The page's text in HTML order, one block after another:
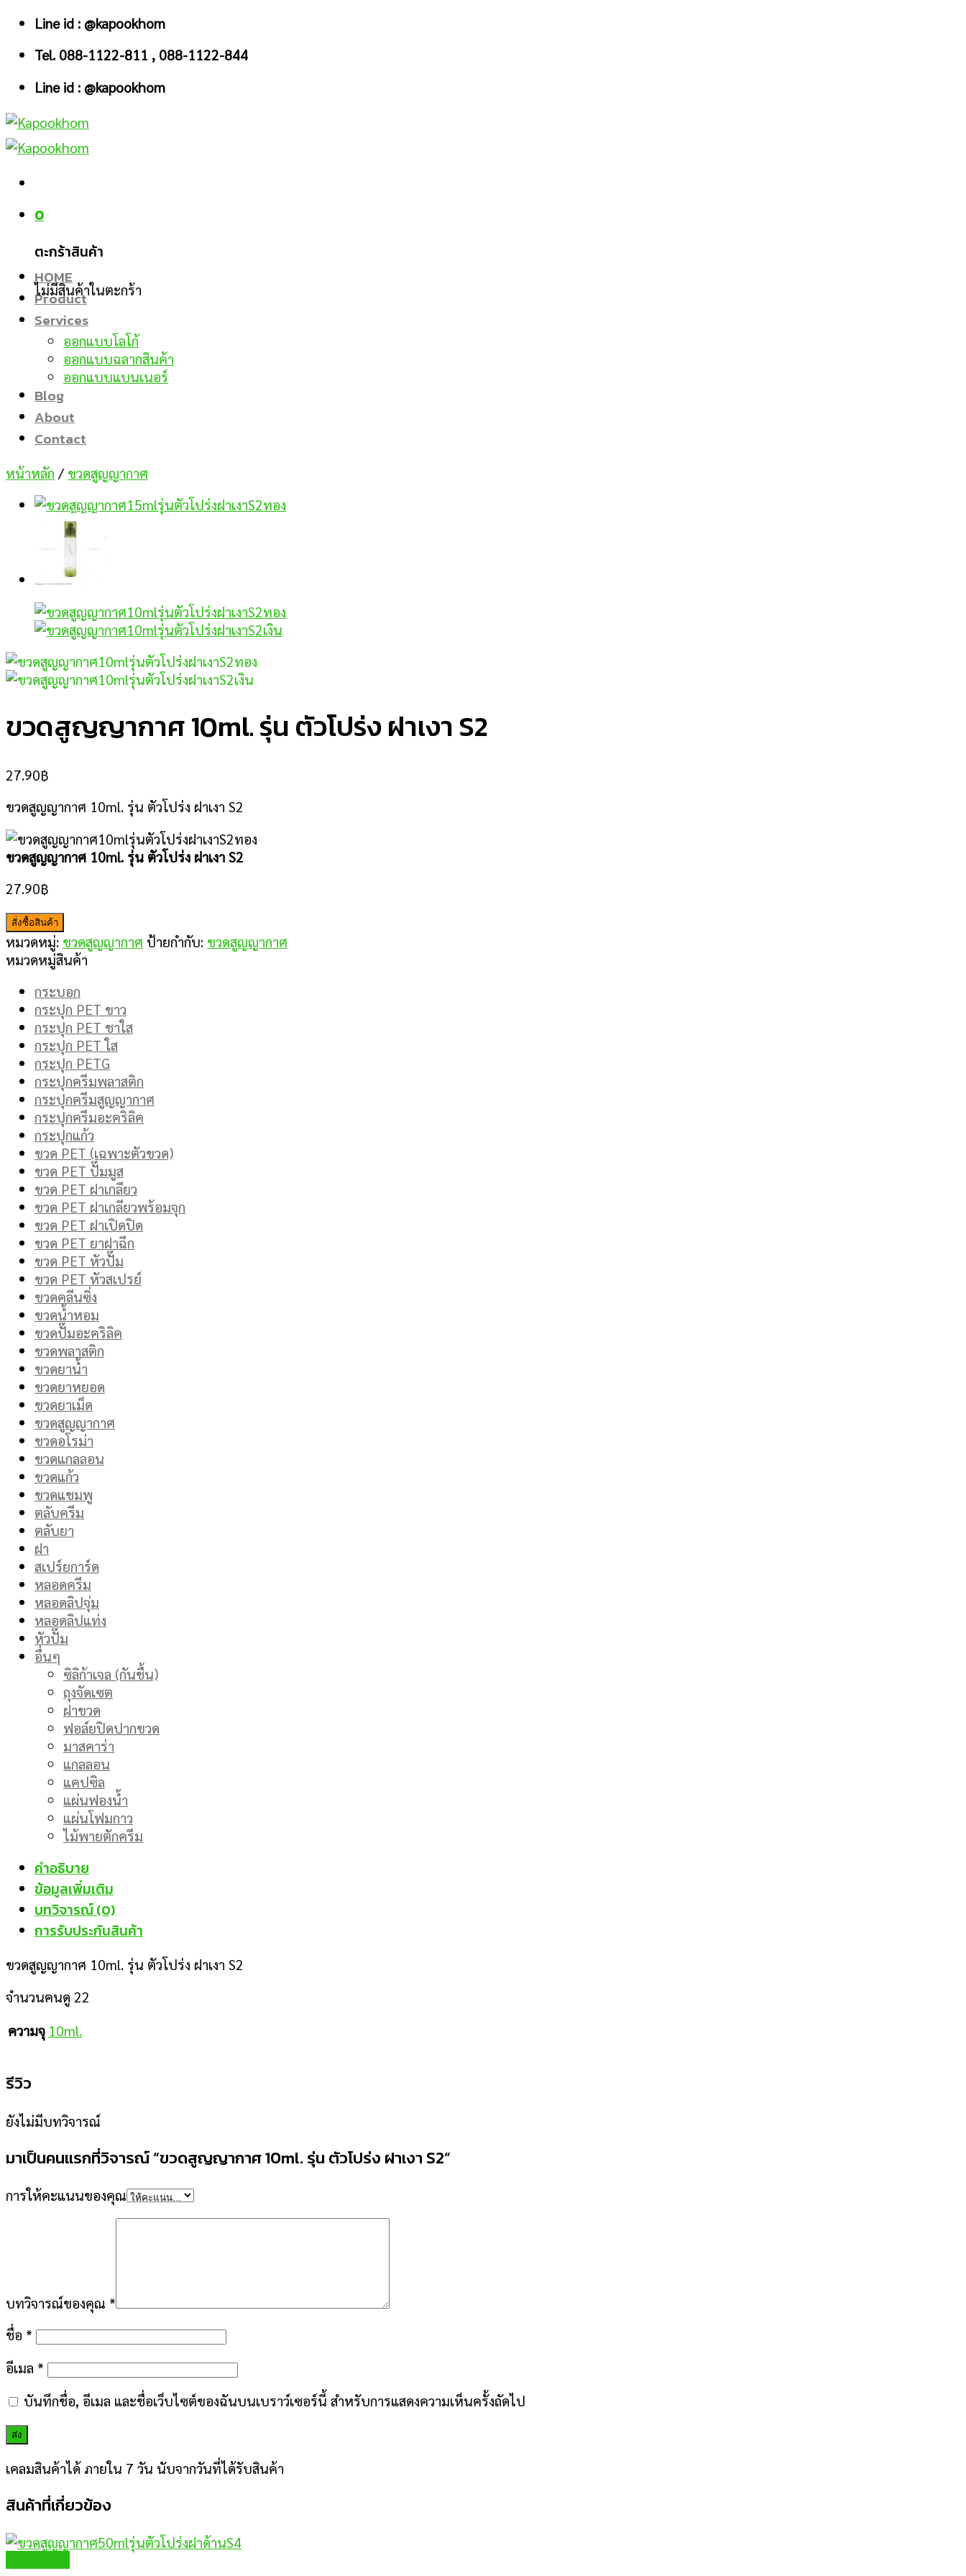
Skip
content
Line id : @kapookhom
Tel. 088-1122-811 , 088-1122-844
Line id : @kapookhom
0
ตะกร้าสินค้า
ไม่มีสินค้าในตะกร้า
HOME
Product
Services
ออกแบบโลโก้
ออกแบบฉลากสินค้า
ออกแบบแบนเนอร์
Blog
About
Contact
หน้าหลัก / ขวดสูญญากาศ
ขวดสูญญากาศ 10ml. รุ่น ตัวโปร่ง ฝาเงา S2
27.90฿
ขวดสูญญากาศ 10ml. รุ่น ตัวโปร่ง ฝาเงา S2
ขวดสูญญากาศ 10ml. รุ่น ตัวโปร่ง ฝาเงา S2
27.90฿
สั่งซื้อสินค้า
หมวดหมู่: ขวดสูญญากาศ ป้ายกำกับ: ขวดสูญญากาศ
หมวดหมู่สินค้า
กระบอก
กระปุก PET ขาว
กระปุก PET ชาใส
กระปุก PET ใส
กระปุก PETG
กระปุกครีมพลาสติก
กระปุกครีมสูญญากาศ
กระปุกครีมอะคริลิค
กระปุกแก้ว
ขวด PET (เฉพาะตัวขวด)
ขวด PET ปั๊มมูส
ขวด PET ฝาเกลียว
ขวด PET ฝาเกลียวพร้อมจุก
ขวด PET ฝาเปิดปิด
ขวด PET ยาฝาฉีก
ขวด PET หัวปั๊ม
ขวด PET หัวสเปรย์
ขวดคลีนซิ่ง
ขวดน้ำหอม
ขวดปั๊มอะคริลิค
ขวดพลาสติก
ขวดยาน้ำ
ขวดยาหยอด
ขวดยาเม็ด
ขวดสูญญากาศ
ขวดอโรม่า
ขวดแกลลอน
ขวดแก้ว
ขวดแชมพู
ตลับครีม
ตลับยา
ฝา
สเปร์ยการ์ด
หลอดครีม
หลอดลิปจุ่ม
หลอดลิปแท่ง
หัวปั๊ม
อื่นๆ
ซิลิก้าเจล (กันชื้น)
ถุงจัดเซต
ฝาขวด
ฟอล์ยปิดปากขวด
มาสคาร่า
แกลลอน
แคปซิล
แผ่นฟองน้ำ
แผ่นโฟมกาว
ไม้พายตักครีม
คำอธิบาย
ข้อมูลเพิ่มเติม
บทวิจารณ์ (0)
การรับประกันสินค้า
ขวดสูญญากาศ 10ml. รุ่น ตัวโปร่ง ฝาเงา S2
จำนวนคนดู 22
ความจุ 10ml.
รีวิว
ยังไม่มีบทวิจารณ์
มาเป็นคนแรกที่วิจารณ์ “ขวดสูญญากาศ 10ml. รุ่น ตัวโปร่ง ฝาเงา S2”
การให้คะแนนของคุณ
บทวิจารณ์ของคุณ *
ชื่อ *
อีเมล *
บันทึกชื่อ, อีเมล และชื่อเว็บไซต์ของฉันบนเบราว์เซอร์นี้ สำหรับการแสดงความเห็นครั้งถัดไป
เคลมสินค้าได้ ภายใน 7 วัน นับจากวันที่ได้รับสินค้า
สินค้าที่เกี่ยวข้อง